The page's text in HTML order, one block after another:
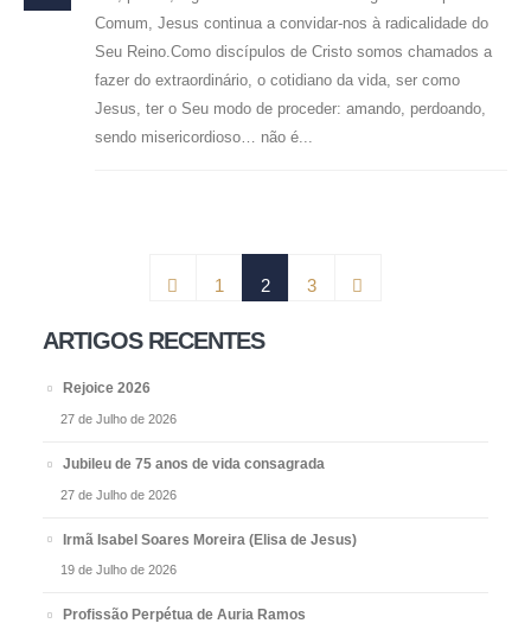
Comum, Jesus continua a convidar-nos à radicalidade do
Seu Reino.Como discípulos de Cristo somos chamados a
fazer do extraordinário, o cotidiano da vida, ser como
Jesus, ter o Seu modo de proceder: amando, perdoando,
sendo misericordioso… não é...
1 2 3
ARTIGOS RECENTES
Rejoice 2026
27 de Julho de 2026
Jubileu de 75 anos de vida consagrada
27 de Julho de 2026
Irmã Isabel Soares Moreira (Elisa de Jesus)
19 de Julho de 2026
Profissão Perpétua de Auria Ramos